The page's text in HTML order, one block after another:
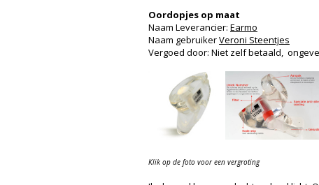
Oordopjes op maat
Naam Leverancier: Earmo
Naam gebruikerVeroni Steentjes
Vergoed door: Niet zelf betaald,
Klik op de foto voor een vergroting